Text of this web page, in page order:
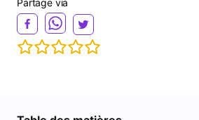
Partage via